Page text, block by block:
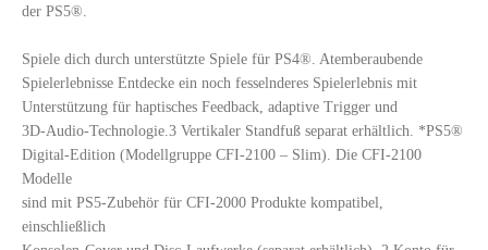
der PS5®.
Spiele dich durch unterstützte Spiele für PS4®. Atemberaubende
Spielerlebnisse Entdecke ein noch fesselnderes Spielerlebnis mit
Unterstützung für haptisches Feedback, adaptive Trigger und
3D-Audio-Technologie.3 Vertikaler Standfuß separat erhältlich. *PS5®
Digital-Edition (Modellgruppe CFI-2100 – Slim). Die CFI-2100
Modelle
sind mit PS5-Zubehör für CFI-2000 Produkte kompatibel,
einschließlich